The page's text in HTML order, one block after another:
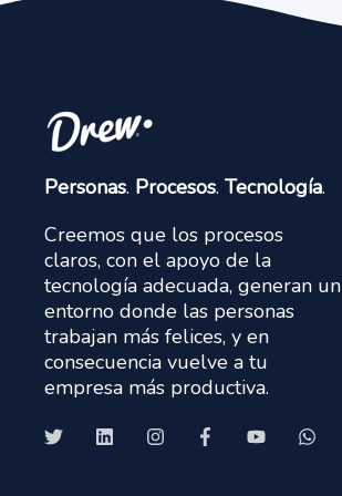
Personas. Procesos. Tecnología.
Creemos que los procesos
claros, con el apoyo de la
tecnología adecuada, generan un
entorno donde las personas
trabajan más felices, y en
consecuencia vuelve a tu
empresa más productiva.